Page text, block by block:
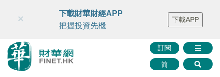
財華智庫網 FINTV FINMETA 財華證券 媒體矩陣
智庫沙龍
聯絡我們
訂閱
简
×
下載財華財經APP
把握投資先機
下載APP